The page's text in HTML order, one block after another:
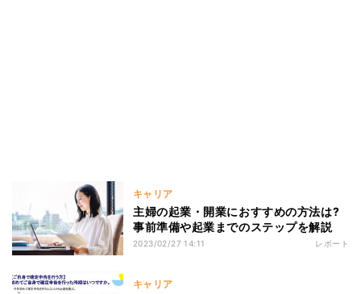
キャリア
主婦の起業・開業におすすめの方法は?
事前準備や起業までのステップを解説
2023/02/27 14:11 レポート
キャリア